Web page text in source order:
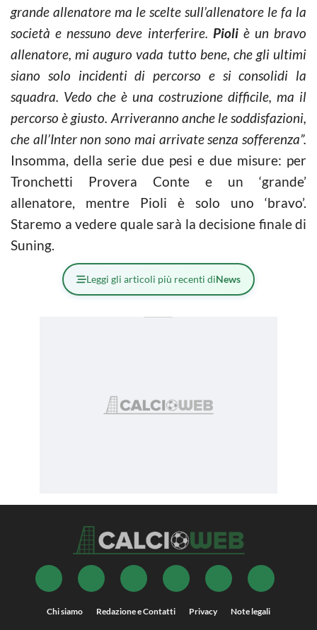
grande allenatore ma le scelte sull’allenatore le fa la
società e nessuno deve interferire. Pioliè un bravo
allenatore, mi auguro vada tutto bene, che gli ultimi
siano solo incidenti di percorso e si consolidi la
squadra. Vedo che è una costruzione difficile, ma il
percorso è giusto. Arriveranno anche le soddisfazioni,
che all’Inter non sono mai arrivate senza sofferenza”.
Insomma, della serie due pesi e due misure: per
Tronchetti Provera Conte e un ‘grande’
allenatore, mentre Pioli è solo uno ‘bravo’.
Staremo a vedere quale sarà la decisione finale di
Suning.
Leggi gli articoli più recenti diNews
Chi siamo Redazione e Contatti Privacy Note legali